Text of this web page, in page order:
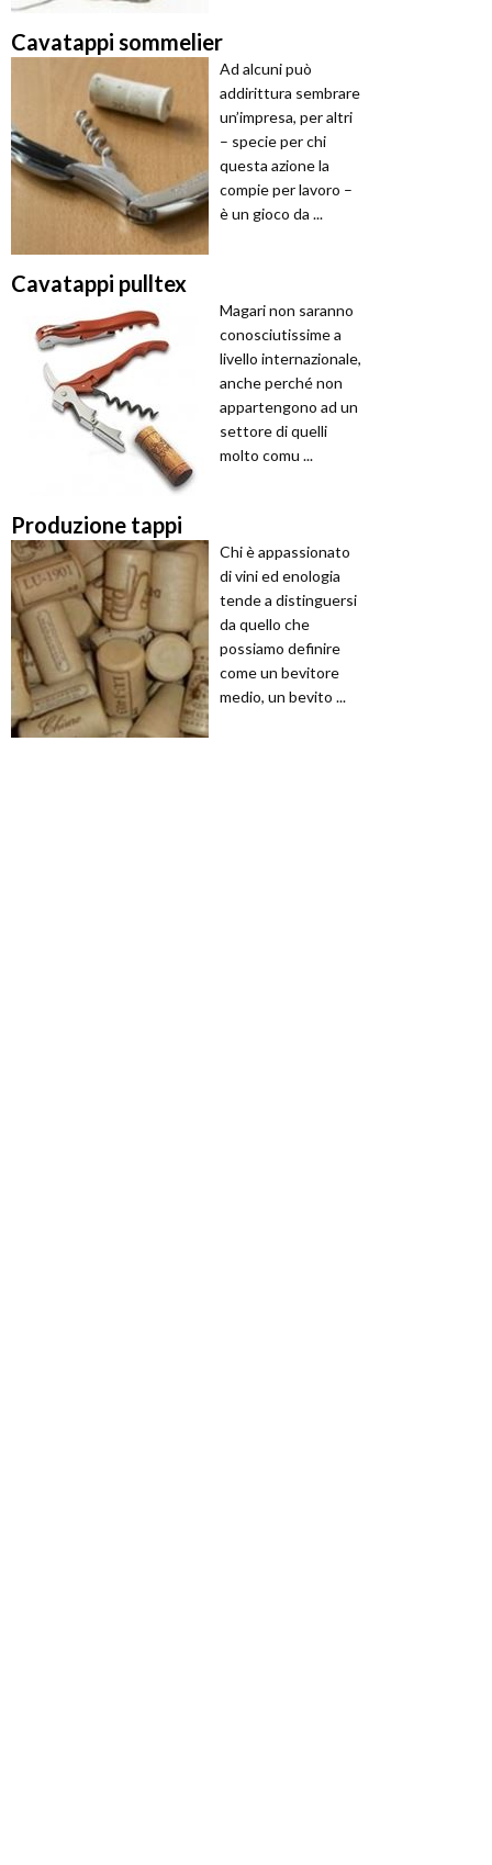
Cavatappi sommelier
Ad alcuni può
addirittura sembrare
un’impresa, per altri
– specie per chi
questa azione la
compie per lavoro –
è un gioco da ...
Cavatappi pulltex
Magari non saranno
conosciutissime a
livello internazionale,
anche perché non
appartengono ad un
settore di quelli
molto comu ...
Produzione tappi
Chi è appassionato
di vini ed enologia
tende a distinguersi
da quello che
possiamo definire
come un bevitore
medio, un bevito ...